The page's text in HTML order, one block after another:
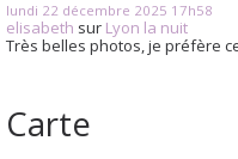
lundi 22 décembre 2025 17h58
elisabeth sur Lyon la nuit
Très belles photos, je préfère
Carte